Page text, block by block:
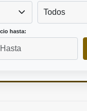
Todos
hasta: